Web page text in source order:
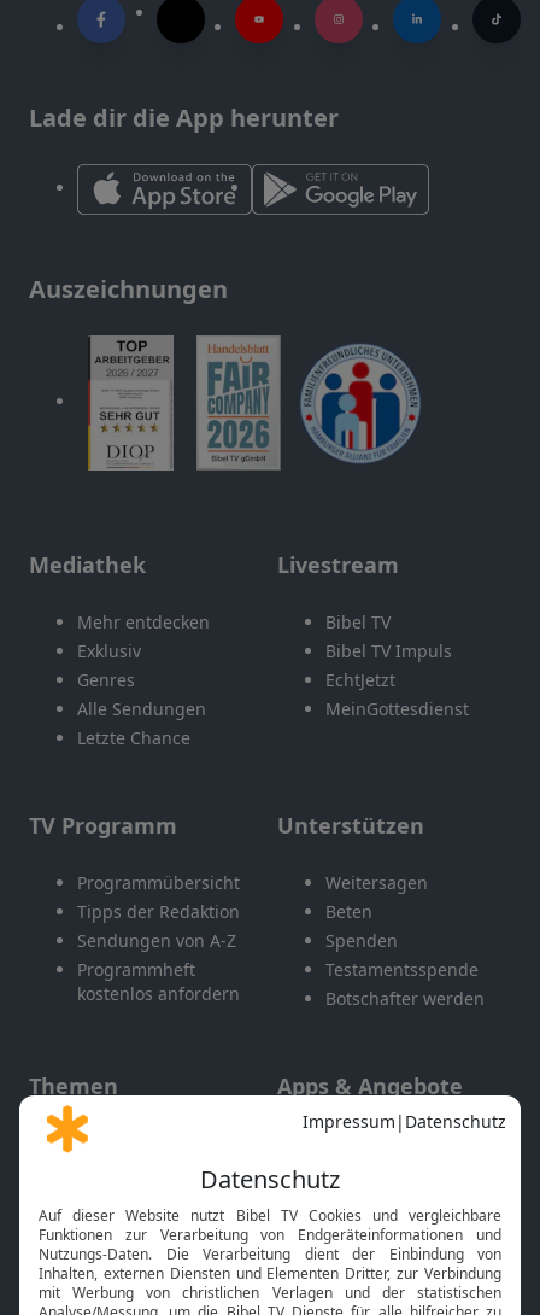
Lade dir die App herunter
Auszeichnungen
Mediathek
Mehr entdecken
Exklusiv
Genres
Alle Sendungen
Letzte Chance
Livestream
Bibel TV
Bibel TV Impuls
EchtJetzt
MeinGottesdienst
TV Programm
Programmübersicht
Tipps der Redaktion
Sendungen von A-Z
Programmheft
kostenlos anfordern
Unterstützen
Weitersagen
Beten
Spenden
Testamentsspende
Botschafter werden
Themen
Gott und Bibel erklärt
Neuigkeiten
Apps & Angebote
Mobile App
Smart TV
HbbTV
Bibelthek Online-Bibel